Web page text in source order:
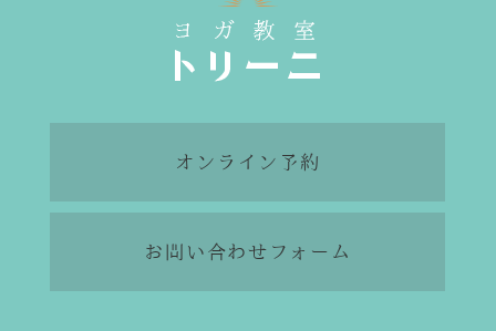
オンライン予約
お問い合わせフォーム